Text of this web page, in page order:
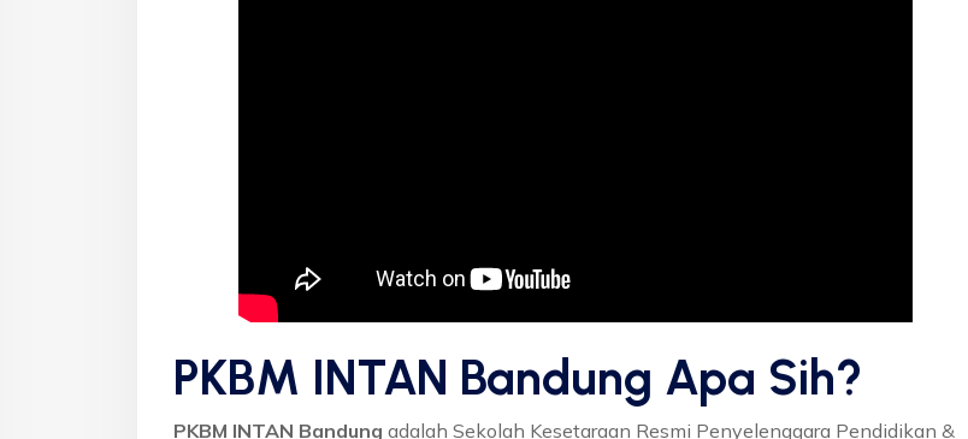
PKBM INTAN Bandung Apa Sih?
PKBM INTAN Bandung adalah Sekolah Kesetaraan Resmi Penyelenggara Pendidikan &